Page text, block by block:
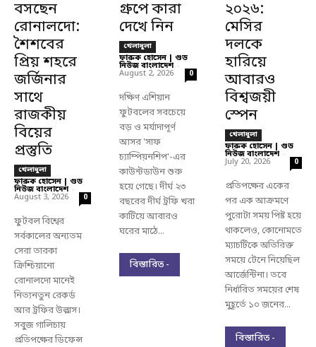
বসছেন
রোনালদো:
শৈশবের
প্রিয় শহরে
জর্জিনার
সাথে
রাজকীয়
বিয়ের
প্রস্তুতি
খেলাধুলা
ফারুক হোসেন | গুড
নিউজ বাংলাদেশ -
August 3, 2026 0
ফুটবল বিশ্বের
সর্বকালের অন্যতম
সেরা তারকা
ক্রিশ্চিয়ানো
রোনালদো মানেই
নিত্যনতুন রেকর্ড
আর ট্রফির উল্লাস।
সবুজ গালিচায়
প্রতিপক্ষের ডিফেন্স
গ্রুপে কারা
দেখে নিন
খেলাধুলা
ফারুক হোসেন | গুড
নিউজ বাংলাদেশ -
August 2, 2026 0
দক্ষিণ এশিয়ান
ফুটবলের সবচেয়ে
বড় ও মর্যাদাপূর্ণ
আসর 'সাফ
চ্যাম্পিয়নশিপ'-এর
কাউন্টডাউন শুরু
হয়ে গেছে। দীর্ঘ ২৩
বছরের দীর্ঘ ট্রফি খরা
কাটিয়ে আবারও
ঘরের মাঠে...
বিস্তারিত -
২০২৬:
মেসির
দলকে
হারিয়ে
আবারও
বিশ্বজয়ী
স্পেন
খেলাধুলা
ফারুক হোসেন | গুড
নিউজ বাংলাদেশ -
July 20, 2026 0
প্রতিপক্ষের একের
পর এক আক্রমণে
পুরোটা সময় পিষ্ট হয়ে
থাকলেও, কোনোমতে
ম্যাচটিকে অতিরিক্ত
সময়ে টেনে নিয়েছিল
আর্জেন্টিনা। তবে
নির্ধারিত সময়ের শেষ
মুহূর্তে ১০ জনের...
বিস্তারিত -